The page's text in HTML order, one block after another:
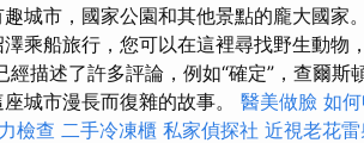
城市，國家公園和其他景點的龐大國家
乘船旅行，您可以在這裡尋找野生動物
經描述了許多評論，例如“確定”，查爾
城市漫長而復雜的故事。 醫美做臉 如
檢查 二手冷凍櫃 私家偵探社 近視老花